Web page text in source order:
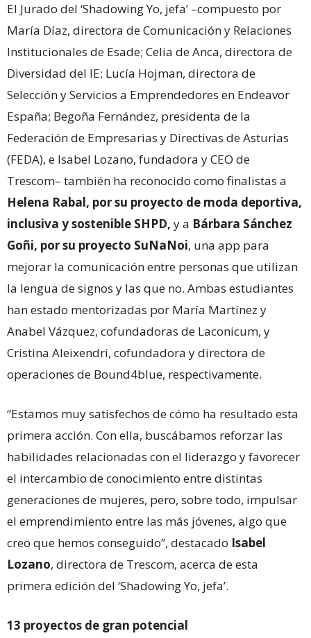
El Jurado del ‘Shadowing Yo, jefa’ –compuesto por
María Díaz, directora de Comunicación y Relaciones
Institucionales de Esade; Celia de Anca, directora de
Diversidad del IE; Lucía Hojman, directora de
Selección y Servicios a Emprendedores en Endeavor
España; Begoña Fernández, presidenta de la
Federación de Empresarias y Directivas de Asturias
(FEDA), e Isabel Lozano, fundadora y CEO de
Trescom– también ha reconocido como finalistas a
Helena Rabal, por su proyecto de moda deportiva,
inclusiva y sostenible SHPD, y a Bárbara Sánchez
Goñi, por su proyecto SuNaNoi, una app para
mejorar la comunicación entre personas que utilizan
la lengua de signos y las que no. Ambas estudiantes
han estado mentorizadas por María Martínez y
Anabel Vázquez, cofundadoras de Laconicum, y
Cristina Aleixendri, cofundadora y directora de
operaciones de Bound4blue, respectivamente.
“Estamos muy satisfechos de cómo ha resultado esta
primera acción. Con ella, buscábamos reforzar las
habilidades relacionadas con el liderazgo y favorecer
el intercambio de conocimiento entre distintas
generaciones de mujeres, pero, sobre todo, impulsar
el emprendimiento entre las más jóvenes, algo que
creo que hemos conseguido”, destacado Isabel
Lozano, directora de Trescom, acerca de esta
primera edición del ‘Shadowing Yo, jefa’.
13 proyectos de gran potencial